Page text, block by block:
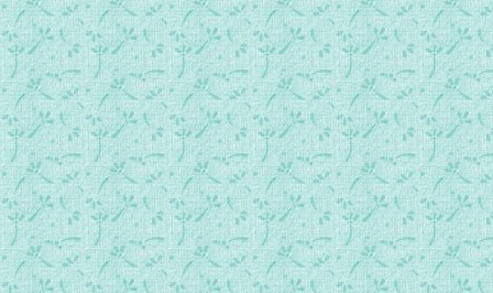
079.耶稣圣心节.mp3
080.常年期第11周星期六.mp3
081.常年期第十二周主日.mp3
082.常年期第12周星期一.mp3
083.常年期第12周星期二.mp3
084.常年期第12周星期三.mp3
085.常年期第12周星期四.mp3
086.常年期第12周星期五.mp3